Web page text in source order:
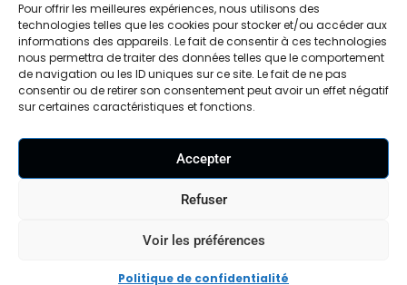
Pour offrir les meilleures expériences, nous utilisons des
technologies telles que les cookies pour stocker et/ou accéder aux
informations des appareils. Le fait de consentir à ces technologies
nous permettra de traiter des données telles que le comportement
de navigation ou les ID uniques sur ce site. Le fait de ne pas
consentir ou de retirer son consentement peut avoir un effet négatif
sur certaines caractéristiques et fonctions.
Accepter
Refuser
Voir les préférences
Politique de confidentialité
FAQ
Contact
Travaillons ensemble
Nos revendeurs
Mentions légales|CGV|CGU|Formulaire de